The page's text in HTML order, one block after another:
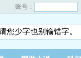
账号：